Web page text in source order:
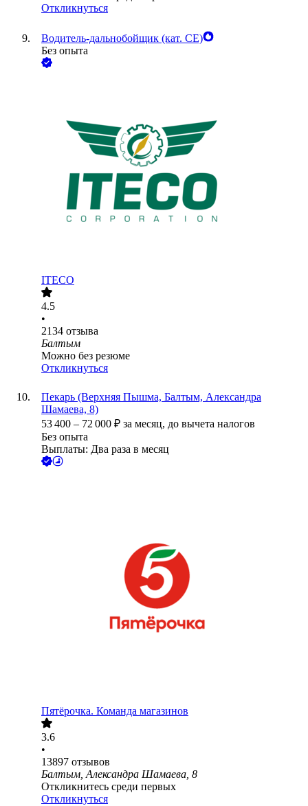
Откликнуться
Водитель-дальнобойщик (кат. CE)
Без опыта
ITECO
4.5
•
2134 отзыва
Балтым
Можно без резюме
Откликнуться
Пекарь (Верхняя Пышма, Балтым, Александра
Шамаева, 8)
53 400 – 72 000 ₽ за месяц, до вычета налогов
Без опыта
Выплаты: Два раза в месяц
Пятёрочка. Команда магазинов
3.6
•
13897 отзывов
Балтым, Александра Шамаева, 8
Откликнитесь среди первых
Откликнуться